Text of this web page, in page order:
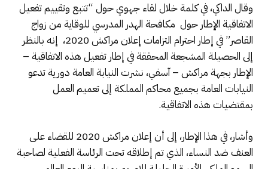
وقال الداكي، في كلمة خلال لقاء جهوي حول “تتبع وتقييم تفعيل
الاتفاقية الإطار حول مكافحة الهدر المدرسي للوقاية من زواج
القاصر” في إطار احترام التزامات إعلان مراكش 2020، إنه بالنظر
إلى الحصيلة المشجعة المحققة في إطار تفعيل هذه الاتفاقية –
الإطار بجهة مراكش – آسفي، نشرت النيابة العامة دورية تدعو
النيابات العامة بجميع محاكم المملكة إلى تعميم العمل
بمقتضيات هذه الاتفاقية.
وأشار، في هذا الإطار، إلى أن إعلان مراكش 2020 للقضاء على
العنف ضد النساء، الذي تم إطلاقه تحت الرئاسة الفعلية لصاحبة